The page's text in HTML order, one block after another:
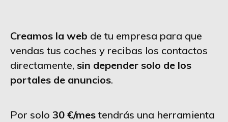
Creamos la web de tu empresa para que
vendas tus coches y recibas los contactos
directamente, sin depender solo de los
portales de anuncios.
Por solo 30 €/mes tendrás una herramienta